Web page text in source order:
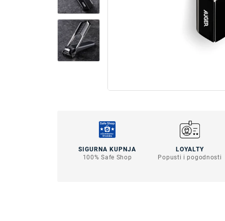
SIGURNA KUPNJA
100% Safe Shop
LOYALTY
Popusti i pogodnosti